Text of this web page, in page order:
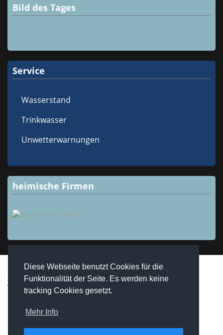
Diese Webseite benutzt Cookies für die
Funktionalität der Seite. Es werden keine
tracking Cookies gesetzt.
Mehr Info
Bild des Tages
Service
Wasserstand
Trinkwasser
Unwetterwarnungen
heimische Firmen
Copyright © 2026 Westheim / Unterfranken. Alle Rechte
vorbehalten.
realized byComputerservice Steuerwald